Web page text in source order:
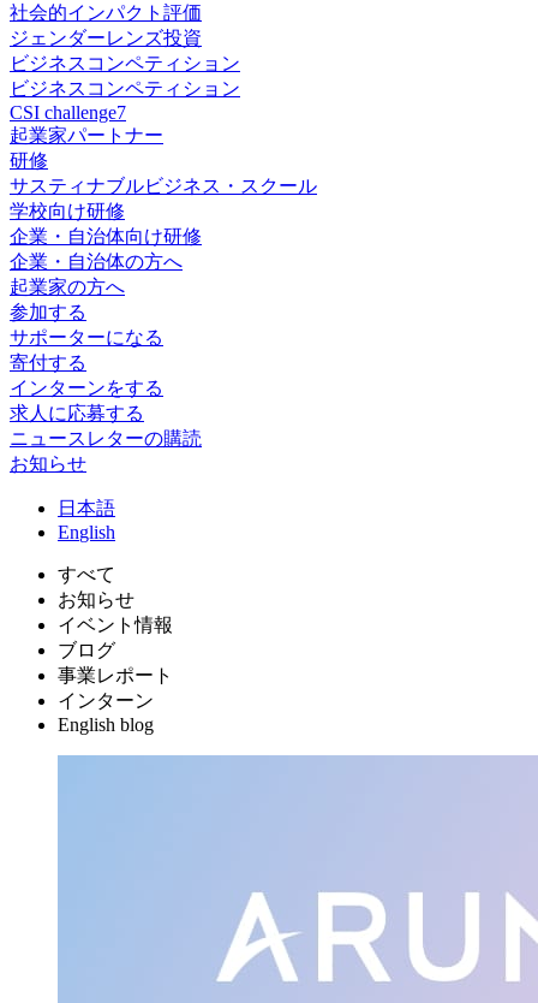
社会的インパクト評価
ジェンダーレンズ投資
ビジネスコンペティション
ビジネスコンペティション
CSI challenge7
起業家パートナー
研修
サスティナブルビジネス・スクール
学校向け研修
企業・自治体向け研修
企業・自治体の方へ
起業家の方へ
参加する
サポーターになる
寄付する
インターンをする
求人に応募する
ニュースレターの購読
お知らせ
日 本語
English
すべて
お知らせ
イベント情報
ブログ
事業レポート
インターン
English blog